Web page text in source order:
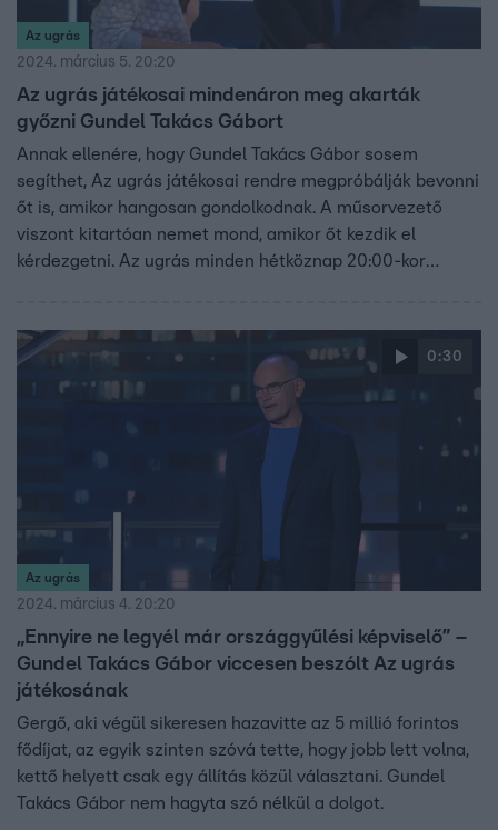
Az ugrás
2024. március 5. 20:20
Az ugrás játékosai mindenáron meg akarták
győzni Gundel Takács Gábort
Annak ellenére, hogy Gundel Takács Gábor sosem
segíthet, Az ugrás játékosai rendre megpróbálják bevonni
őt is, amikor hangosan gondolkodnak. A műsorvezető
viszont kitartóan nemet mond, amikor őt kezdik el
kérdezgetni. Az ugrás minden hétköznap 20:00-kor
0:30
Az ugrás
2024. március 4. 20:20
„Ennyire ne legyél már országgyűlési képviselő” –
Gundel Takács Gábor viccesen beszólt Az ugrás
játékosának
Gergő, aki végül sikeresen hazavitte az 5 millió forintos
fődíjat, az egyik szinten szóvá tette, hogy jobb lett volna,
kettő helyett csak egy állítás közül választani. Gundel
Takács Gábor nem hagyta szó nélkül a dolgot.